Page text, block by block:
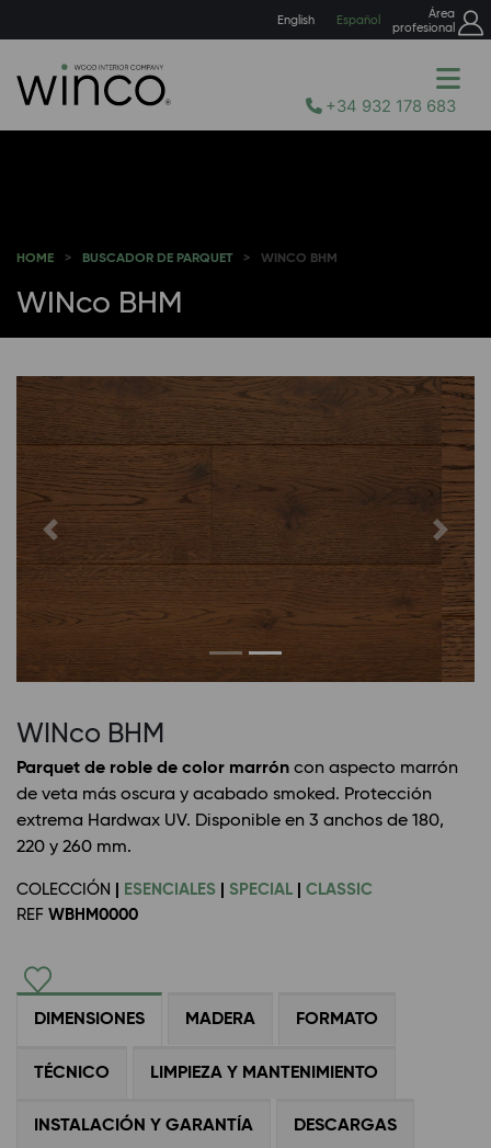
English Español
Área
profesional
+34 932 178 683
HOME BUSCADOR DE PARQUET WINCO BHM
WINco BHM
Previous Next
WINco BHM
Parquet de roble de color marrón con aspecto marrón
de veta más oscura y acabado smoked. Protección
extrema Hardwax UV. Disponible en 3 anchos de 180,
220 y 260 mm.
COLECCIÓN ESENCIALES SPECIAL
CLASSIC
REF WBHM0000
DIMENSIONES MADERA FORMATO
TÉCNICO LIMPIEZA Y MANTENIMIENTO
INSTALACIÓN Y GARANTÍA DESCARGAS